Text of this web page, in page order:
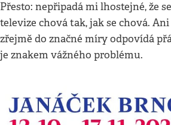
Přesto: nepřipadá mi lhostejné, že
televize chová tak, jak se chová.
zřejmě do značné míry odpovídá
je znakem vážného problému.